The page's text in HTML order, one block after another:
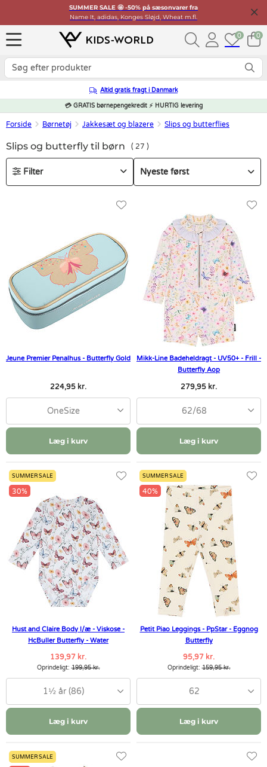
SUMMER SALE 🤩 -50% på sæsonvarer fra
Name It, adidas, Konges Sløjd, Wheat m.fl.
0 0
Altid gratis fragt i Danmark
💳 GRATIS børnepengekredit ⚡ HURTIG levering
Forside Børnetøj Jakkesæt og blazere Slips og butterflies
Slips og butterfly til børn 27
Filter
Jeune Premier Penalhus - Butterfly Gold
224,95 kr.
OneSize
Læg i kurv
Mikk-Line Badeheldragt - UV50+ - Frill -
Butterfly Aop
279,95 kr.
62/68
Læg i kurv
SUMMER SALE
30%
Hust and Claire Body l/æ - Viskose -
HcBuller Butterfly - Water
139,97 kr.
Oprindeligt:199,95 kr.
1½ år (86)
Læg i kurv
SUMMER SALE
40%
Petit Piao Leggings - PpStar - Eggnog
Butterfly
95,97 kr.
Oprindeligt:159,95 kr.
62
Læg i kurv
SUMMER SALE